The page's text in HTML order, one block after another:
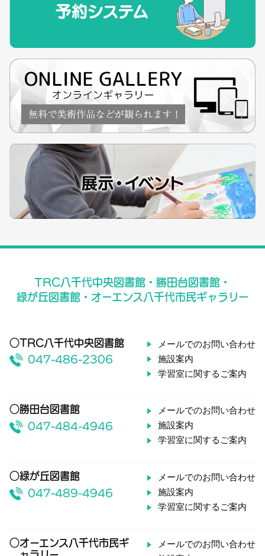
TRC八千代中央図書館・勝田台図書館・
緑が丘図書館・オーエンス八千代市民ギャラリー
○TRC八千代中央図書館
047-486-2306
メールでのお問い合わせ
施設案内
学習室に関するご案内
○勝田台図書館
047-484-4946
メールでのお問い合わせ
施設案内
学習室に関するご案内
○緑が丘図書館
047-489-4946
メールでのお問い合わせ
施設案内
学習室に関するご案内
○オーエンス八千代市民ギ
メールでのお問い合わせ